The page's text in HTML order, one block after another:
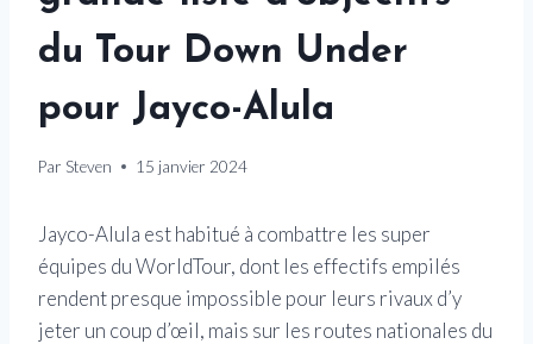
du Tour Down Under
pour Jayco-Alula
Par Steven 15 janvier 2024
Jayco-Alula est habitué à combattre les super
équipes du WorldTour, dont les effectifs empilés
rendent presque impossible pour leurs rivaux d’y
jeter un coup d’œil, mais sur les routes nationales du